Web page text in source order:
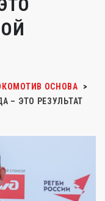
ОСНОВА
>
– ЭТО РЕЗУЛЬТАТ